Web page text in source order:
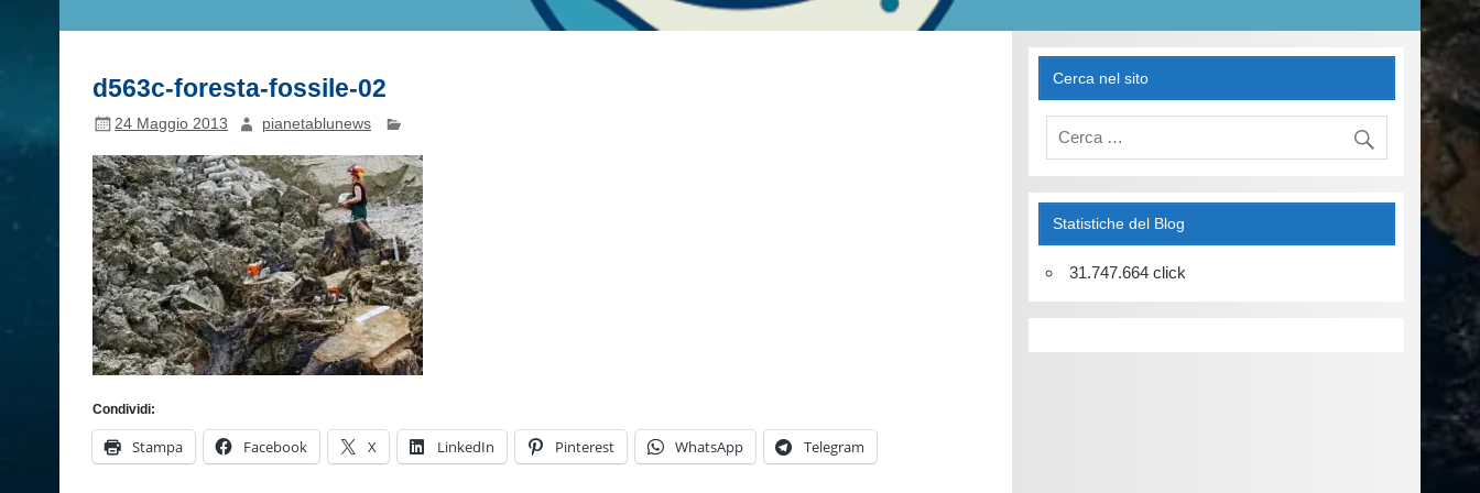
d563c-foresta-fossile-02
24 Maggio 2013 pianetablunews
Condividi:
Stampa Facebook X LinkedIn Pinterest WhatsApp Telegram
Cerca nel sito
Statistiche del Blog
31.747.664 click